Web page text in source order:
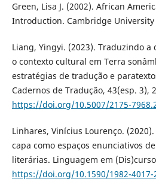
Green, Lisa J. (2002). African
Introduction. Cambridge University
Liang, Yingyi. (2023). Traduzindo
o contexto cultural em Terra
estratégias de tradução e
Cadernos de Tradução, 43(esp. 3),
https://doi.org/10.5007/2175-
Linhares, Vinícius Lourenço.
capa como espaços enunciativos
literárias. Linguagem em
https://doi.org/10.1590/1982-4017-